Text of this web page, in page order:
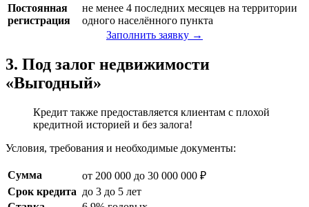
Постоянная
регистрация
не менее 4 последних месяцев на территории
одного населённого пункта
Заполнить заявку →
3. Под залог недвижимости
«Выгодный»
Кредит также предоставляется клиентам с плохой
кредитной историей и без залога!
Условия, требования и необходимые документы:
Сумма
от 200 000 до 30 000 000 ₽
Срок кредита до 3 до 5 лет